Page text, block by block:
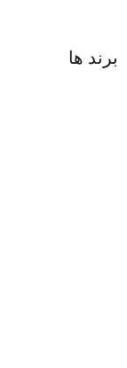
برند ها